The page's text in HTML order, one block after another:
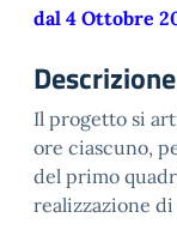
dal 4 Ottobre
Il progetto si
ore ciascuno,
del primo
realizzazione